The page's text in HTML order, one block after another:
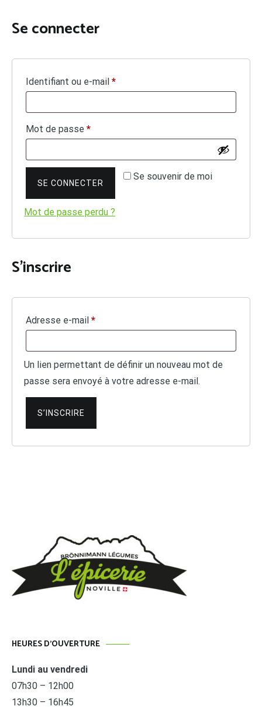
Se connecter
Identifiant ou e-mail *Obligatoire
Mot de passe *Obligatoire
Se souvenir de moi
SE CONNECTER
Mot de passe perdu ?
S’inscrire
Adresse e-mail *Obligatoire
Un lien permettant de définir un nouveau mot de
passe sera envoyé à votre adresse e-mail.
S’INSCRIRE
HEURES D’OUVERTURE
Lundi au vendredi
07h30 – 12h00
13h30 – 16h45